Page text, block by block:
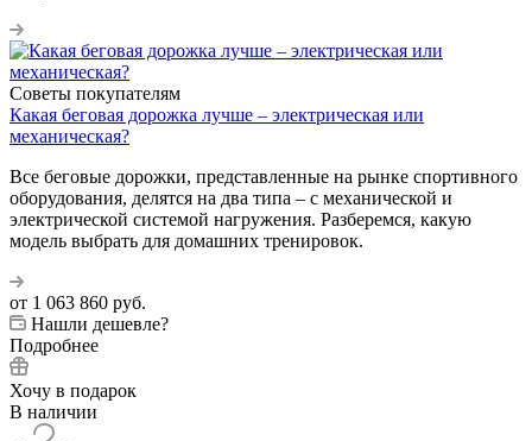
Советы покупателям
Какая беговая дорожка лучше – электрическая или
механическая?
Все беговые дорожки, представленные на рынке спортивного
оборудования, делятся на два типа – с механической и
электрической системой нагружения. Разберемся, какую
модель выбрать для домашних тренировок.
от 1 063 860 руб.
Нашли дешевле?
Подробнее
Хочу в подарок
В наличии